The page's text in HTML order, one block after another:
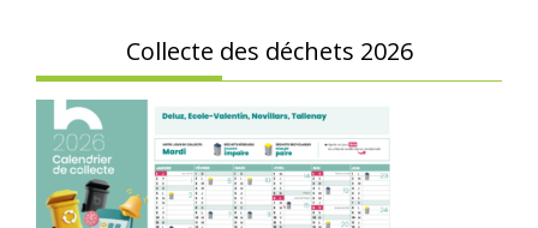
Collecte des déchets 2026